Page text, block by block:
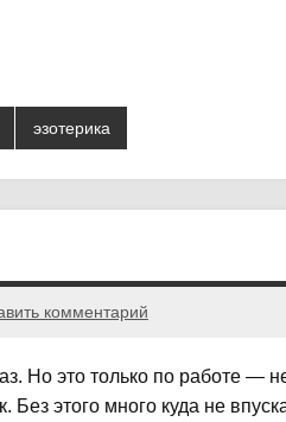
эзотерика
комментарий
Но это только по работе —
Без этого много куда не